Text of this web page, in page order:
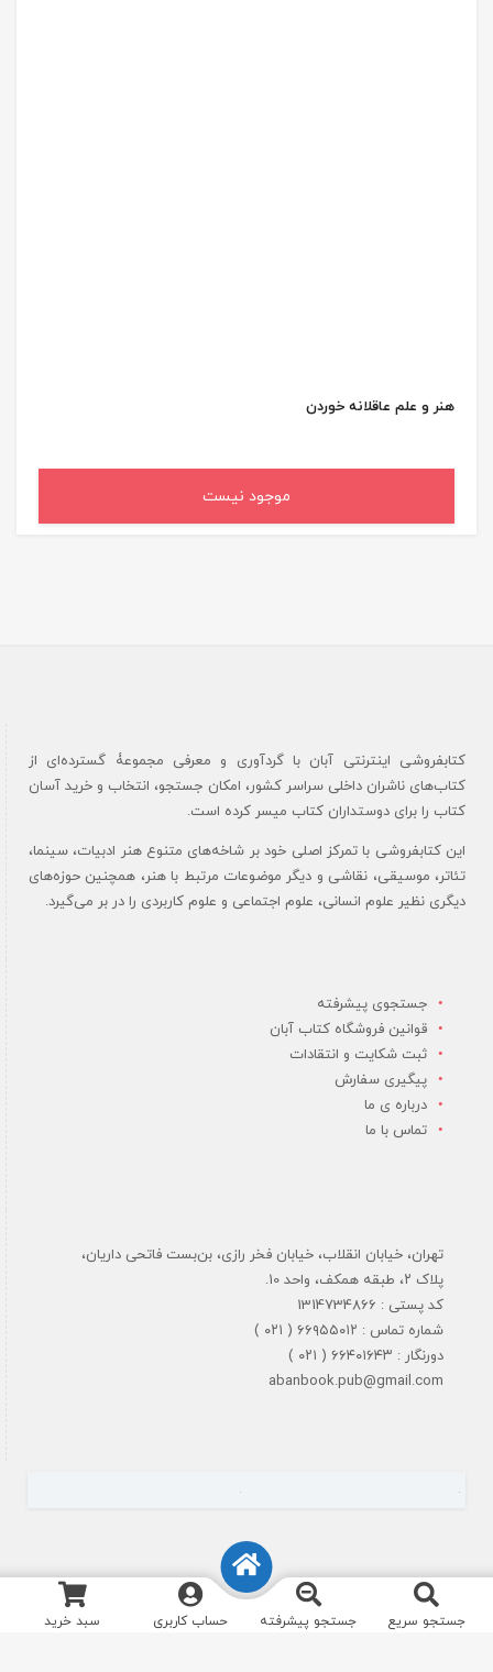
هنر و علم عاقلانه خوردن
موجود نیست
کتابفروشی اینترنتی آبان با گردآوری و معرفی مجموعۀ گسترده‌ای از
کتاب‌های ناشران داخلی سراسر کشور، امکان جستجو، انتخاب و خرید آسان
کتاب را برای دوستداران کتاب میسر کرده است.
این کتابفروشی با تمرکز اصلی خود بر شاخه‌های متنوع هنر ادبیات، سینما،
تئاتر، موسیقی، نقاشی و دیگر موضوعات مرتبط با هنر، همچنین حوزه‌های
دیگری نظیر علوم انسانی، علوم اجتماعی و علوم کاربردی را در بر می‌گیرد.
جستجوی پیشرفته
قوانین فروشگاه کتاب آبان
ثبت شکایت و انتقادات
پیگیری سفارش
درباره ی ما
تماس با ما
تهران، خیابان انقلاب، خیابان فخر رازی، بن‌بست فاتحی داریان،
پلاک ۲، طبقه همکف، واحد 10.
کد پستی : 1314734866
شماره تماس : ۶۶۹۵۵۰۱۲ ( ۰۲۱ )
دورنگار : ۶۶۴۰۱۶۴۳ ( ۰۲۱ )
abanbook.pub@gmail.com
جستجو سریع جستجو پیشرفته حساب کاربری سبد خرید